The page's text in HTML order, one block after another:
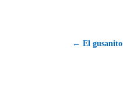
← El gusanito